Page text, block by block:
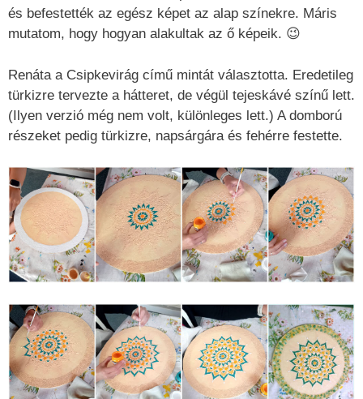
és befestették az egész képet az alap színekre. Máris
mutatom, hogy hogyan alakultak az ő képeik. 😉
Renáta a Csipkevirág című mintát választotta. Eredetileg
türkizre tervezte a hátteret, de végül tejeskávé színű lett.
(Ilyen verzió még nem volt, különleges lett.) A domború
részeket pedig türkizre, napsárgára és fehérre festette.